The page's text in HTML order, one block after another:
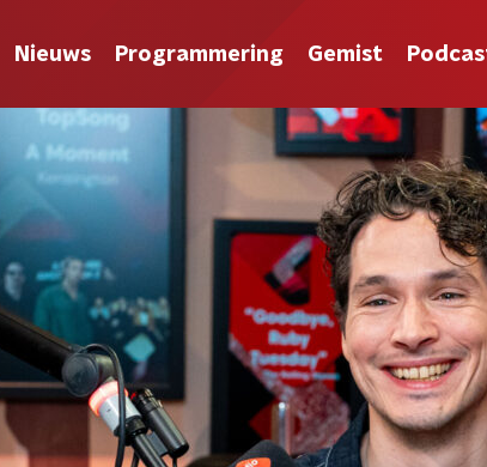
Nieuws Programmering Gemist